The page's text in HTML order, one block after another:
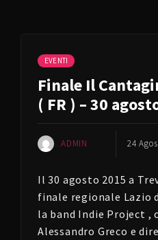
EVENTI
Finale Il
( FR ) – 30
ADMIN 24
Il 30 agosto 2015 a
finale regionale Lazio
la band Indie Project ,
Alessandro Greco e